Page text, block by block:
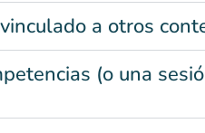
a otros
(o una